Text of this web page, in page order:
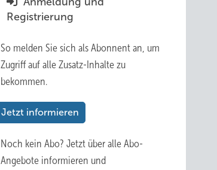
Registrierung
So melden Sie sich als Abonnent an, um
Zugriff auf alle Zusatz-Inhalte zu
bekommen.
Jetzt informieren
Noch kein Abo? Jetzt über alle Abo-
Angebote informieren und